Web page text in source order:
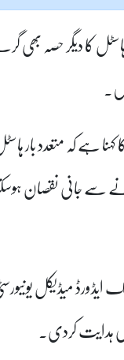
کا دیگر حصہ
کہنا ہے کہ متعدد
سے جانی نقصان
ہدایت کردی۔